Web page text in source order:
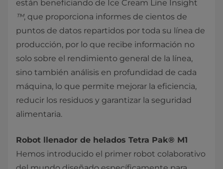
están beneficiando de Ice Cream Line Insight
™, que proporciona informes de cientos de
puntos de datos repartidos por toda su línea de
producción, por lo que recibe información no
solo sobre el rendimiento general de la línea,
sino también análisis en profundidad de cada
máquina, lo que permite mejorar la eficiencia,
reducir los residuos y garantizar la seguridad
alimentaria.
Robot llenador de helados Tetra Pak® M1
Hemos introducido el primer robot colaborativo